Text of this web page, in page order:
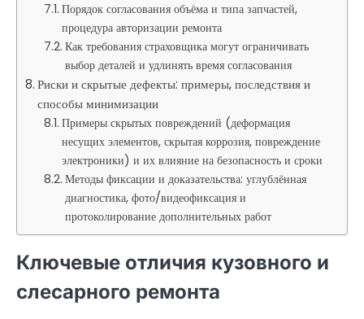
Порядок согласования объёма и типа запчастей,
процедура авторизации ремонта
Как требования страховщика могут ограничивать
выбор деталей и удлинять время согласования
Риски и скрытые дефекты: примеры, последствия и
способы минимизации
Примеры скрытых повреждений (деформация
несущих элементов, скрытая коррозия, повреждение
электроники) и их влияние на безопасность и сроки
Методы фиксации и доказательства: углублённая
диагностика, фото/видеофиксация и
протоколирование дополнительных работ
Ключевые отличия кузовного и
слесарного ремонта